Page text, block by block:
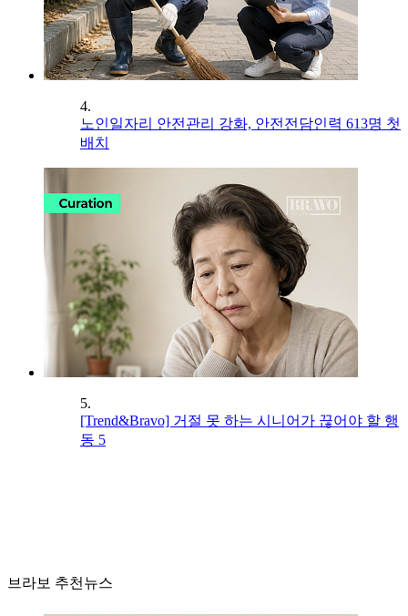
4.
노인일자리 안전관리 강화, 안전전담인력 613명 첫
배치
5.
[Trend&Bravo] 거절 못 하는 시니어가 끊어야 할 행
동 5
브라보 추천뉴스